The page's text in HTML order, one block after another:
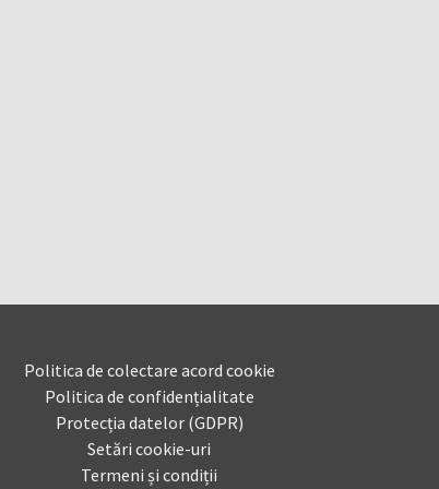
Politica de colectare acord cookie
Politica de confidențialitate
Protecția datelor (GDPR)
Setări cookie-uri
Termeni și condiții